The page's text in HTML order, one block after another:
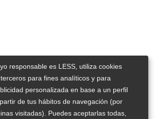
responsable es LESS, utiliza cookies
para fines analíticos y para
personalizada en base a un perfil
de tus hábitos de navegación (por
visitadas). Puedes aceptarlas todas,